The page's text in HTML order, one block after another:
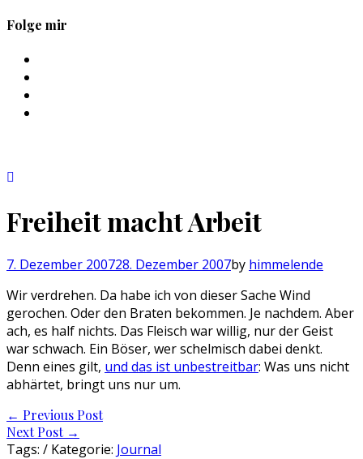
Folge mir
Freiheit macht Arbeit
7. Dezember 200728. Dezember 2007by himmelende
Wir verdrehen. Da habe ich von dieser Sache Wind
gerochen. Oder den Braten bekommen. Je nachdem. Aber
ach, es half nichts. Das Fleisch war willig, nur der Geist
war schwach. Ein Böser, wer schelmisch dabei denkt.
Denn eines gilt, und das ist unbestreitbar: Was uns nicht
abhärtet, bringt uns nur um.
Post
navigation
← Previous Post
Next Post →
Tags: / Kategorie: Journal